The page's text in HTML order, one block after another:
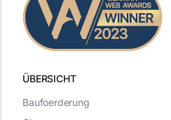
ÜBERSICHT
Baufoerderung